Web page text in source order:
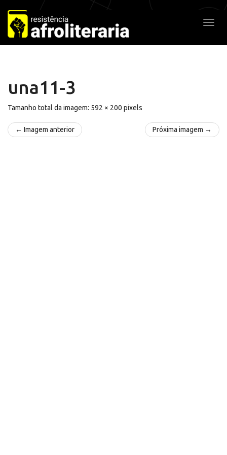
Pular
para
o
conteúdo
una11-3
Tamanho total da imagem: 592 × 200 pixels
← Imagem anterior Próxima imagem →